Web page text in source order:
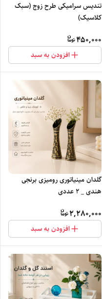
تندیس سرامیکی طرح زوج (سبک
کلاسیک)
450,000
افزودن به سبد
گلدان مینیاتوری رومیزی برنجی
هندی _ ۲ عددی
2,280,000
افزودن به سبد